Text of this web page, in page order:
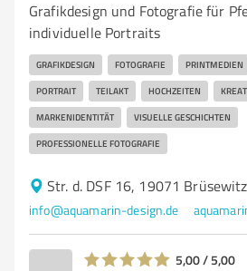
Grafikdesign und Fotografie für
individuelle Portraits
GRAFIKDESIGN FOTOGRAFIE PRINTMEDIEN
PORTRAIT TEILAKT HOCHZEITEN
MARKENIDENTITÄT VISUELLE GESCHICHTEN
PROFESSIONELLE FOTOGRAFIE
Str. d. DSF 16, 19071 Brüsewitz
info@aquamarin-design.de
5,00 / 5,00